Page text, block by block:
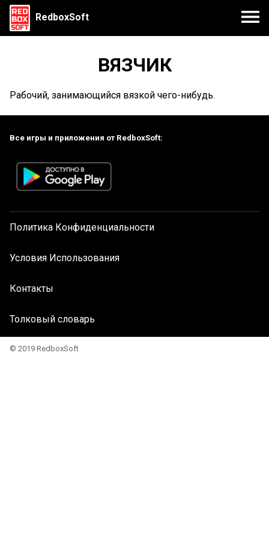
RedboxSoft
ВЯЗЧИК
Рабочий, занимающийся вязкой чего-нибудь.
Все игры и приложения от RedboxSoft:
Политика Конфиденциальности
Условия Использования
Контакты
Толковый словарь
© 2019 RedboxSoft